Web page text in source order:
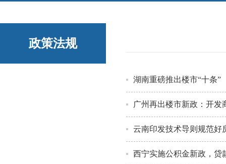
政策法规
湖南重磅推出楼市“十条”
广州再出楼市新政：开发
云南印发技术导则规范好
西宁实施公积金新政，贷